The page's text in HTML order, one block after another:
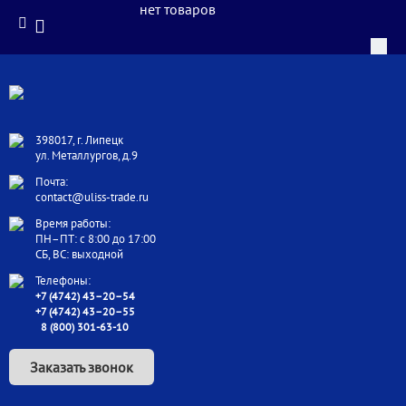
398017, г. Липецк
ул. Металлургов, д.9
Почта:
contact@uliss-trade.ru
Время работы:
ПН–ПТ: с 8:00 до 17:00
СБ, ВС: выходной
Телефоны:
+7 (4742) 43–20–54
+7 (4742) 43–20–55
8 (800) 301-63-10
Заказать звонок
нет товаров